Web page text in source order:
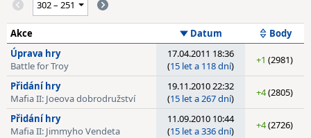
Akce Datum
Body
Úprava hry
Battle for Troy
17.04.2011 18:36
(15 let a 118 dní) +1 (2981)
Přidání hry
Mafia II: Joeova dobrodružství
19.11.2010 22:32
(15 let a 267 dní) +4(2805)
Přidání hry
Mafia II: Jimmyho Vendeta
11.09.2010 10:44
(15 let a 336 dní) +4(2726)